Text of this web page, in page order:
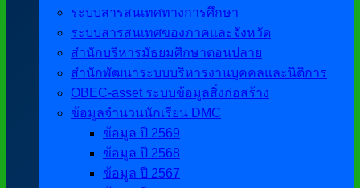
ระบบสารสนเทศทางการศึกษา
ระบบสารสนเทศของภาคและจังหวัด
สำนักบริหารมัธยมศึกษาตอนปลาย
สำนักพัฒนาระบบบริหารงานบุคคลและนิติการ
OBEC-asset ระบบข้อมูลสิ่งก่อสร้าง
ข้อมูลจำนวนนักเรียน DMC
ข้อมูล ปี 2569
ข้อมูล ปี 2568
ข้อมูล ปี 2567